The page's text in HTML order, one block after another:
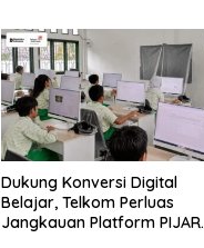
Dukung Konversi Digital
Belajar, Telkom Perluas
Jangkauan Platform PIJAR